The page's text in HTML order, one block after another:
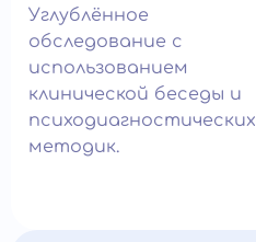
Углублённое
обследование с
использованием
клинической беседы и
психодиагностических
методик.